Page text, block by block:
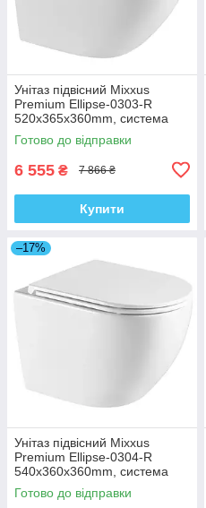
Унітаз підвісний Mixxus
Premium Ellipse-0303-R
520x365x360mm, система
змиву Rimless (MP6463)
Готово до відправки
6 555 ₴ 7 866 ₴
Купити
–17%
Унітаз підвісний Mixxus
Premium Ellipse-0304-R
540x360x360mm, система
змиву Rimless (MP6466)
Готово до відправки